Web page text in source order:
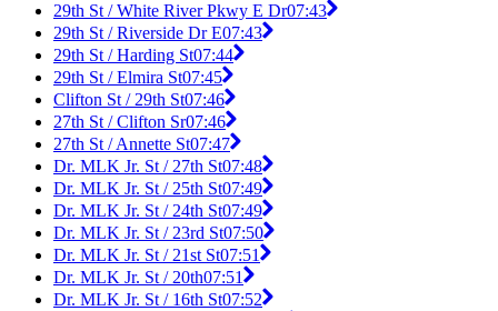
29th St / White River Pkwy E Dr07:43
29th St / Riverside Dr E07:43
29th St / Harding St07:44
29th St / Elmira St07:45
Clifton St / 29th St07:46
27th St / Clifton Sr07:46
27th St / Annette St07:47
Dr. MLK Jr. St / 27th St07:48
Dr. MLK Jr. St / 25th St07:49
Dr. MLK Jr. St / 24th St07:49
Dr. MLK Jr. St / 23rd St07:50
Dr. MLK Jr. St / 21st St07:51
Dr. MLK Jr. St / 20th07:51
Dr. MLK Jr. St / 16th St07:52